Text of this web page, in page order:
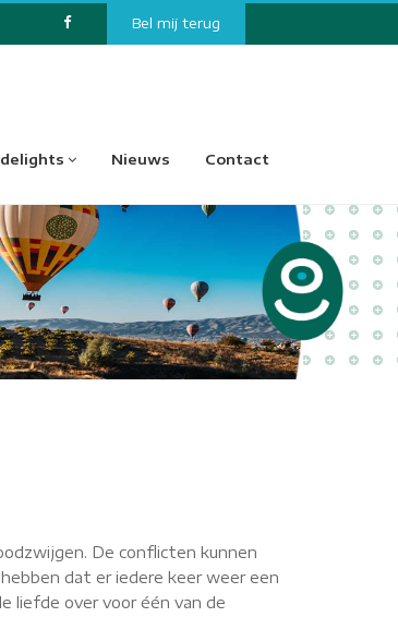
Bel mij terug
Nieuws Contact
De conflicten kunnen
dat er iedere keer weer een
liefde over voor één van de